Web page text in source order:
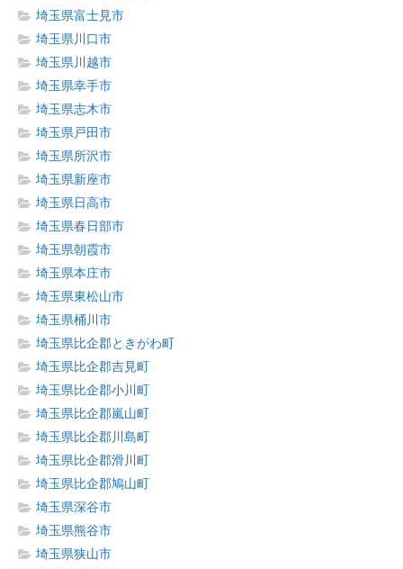
埼玉県富士見市
埼玉県川口市
埼玉県川越市
埼玉県幸手市
埼玉県志木市
埼玉県戸田市
埼玉県所沢市
埼玉県新座市
埼玉県日高市
埼玉県春日部市
埼玉県朝霞市
埼玉県本庄市
埼玉県東松山市
埼玉県桶川市
埼玉県比企郡ときがわ町
埼玉県比企郡吉見町
埼玉県比企郡小川町
埼玉県比企郡嵐山町
埼玉県比企郡川島町
埼玉県比企郡滑川町
埼玉県比企郡鳩山町
埼玉県深谷市
埼玉県熊谷市
埼玉県狭山市